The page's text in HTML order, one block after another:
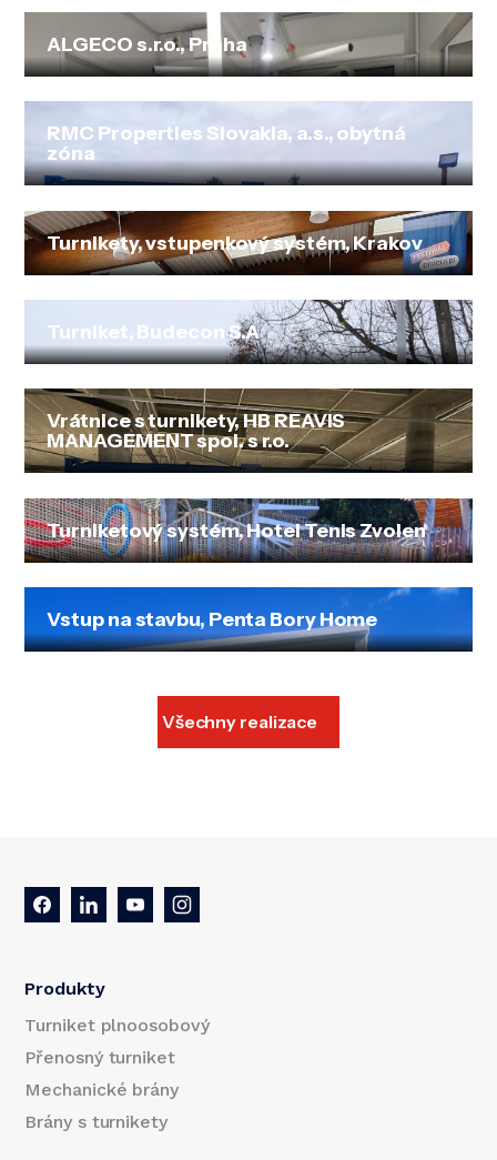
ALGECO s.r.o., Praha
RMC Properties Slovakia, a.s., obytná
zóna
Turnikety, vstupenkový systém, Krakov
Turniket, Budecon S.A
Vrátnice s turnikety, HB REAVIS
MANAGEMENT spol. s r.o.
Turniketový systém, Hotel Tenis Zvolen
Vstup na stavbu, Penta Bory Home
Všechny realizace
Produkty
Turniket plnoosobový
Přenosný turniket
Mechanické brány
Brány s turnikety